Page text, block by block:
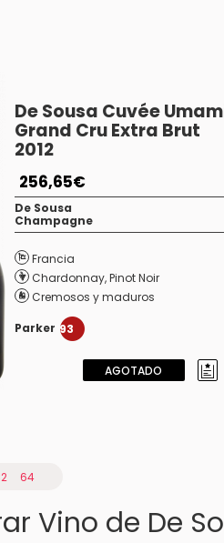
De Sousa Cuvée
Grand Cru Extra Brut
2012
256,65€
De Sousa
Champagne
Francia
Chardonnay,Pinot Noir
Cremosos y maduros
Parker 93
AGOTADO
64
Vino de De